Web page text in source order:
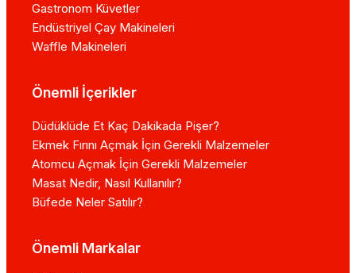
Gastronom Küvetler
Endüstriyel Çay Makineleri
Waffle Makineleri
Önemli İçerikler
Düdüklüde Et Kaç Dakikada Pişer?
Ekmek Fırını Açmak İçin Gerekli Malzemeler
Atomcu Açmak İçin Gerekli Malzemeler
Masat Nedir, Nasıl Kullanılır?
Büfede Neler Satılır?
Önemli Markalar